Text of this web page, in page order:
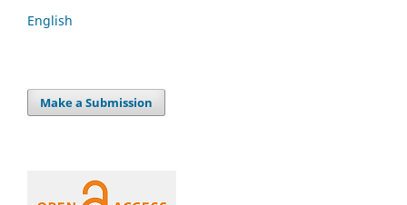
English
Make a Submission